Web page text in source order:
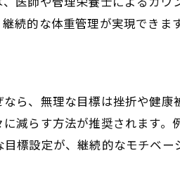
ョン維持法
慣作り
す心構え
活習慣
続的な体重管理が実現できます
ら、無理な目標は挫折や健康
減らす方法が推奨されます。
標設定が、継続的なモチベー